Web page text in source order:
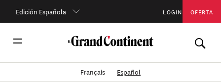
Edición Española LOGIN OFERTA
Français Español